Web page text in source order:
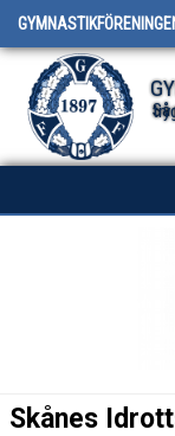
Så
NYHETER FÖR ALLA
Skånes